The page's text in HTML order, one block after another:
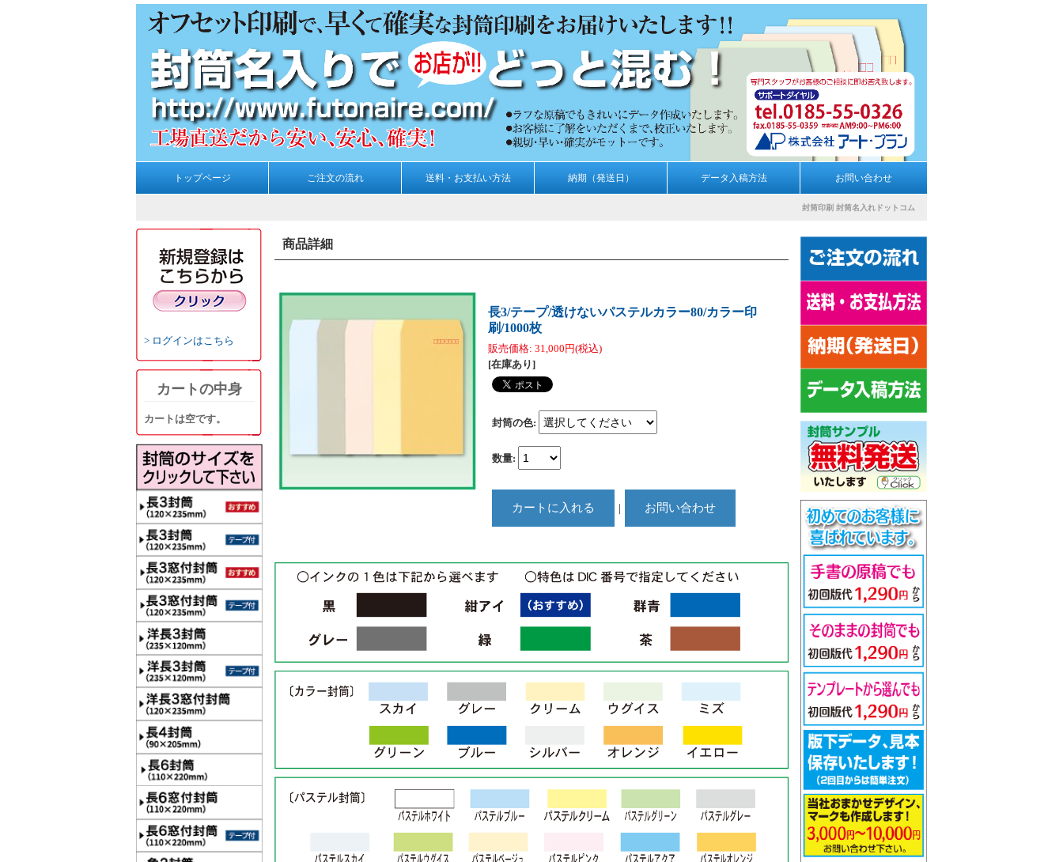
トップページ ご注文の流れ 送料・お支払い方法 納期（発送日） データ入稿方法 お問い合わせ
封筒印刷 封筒名入れドットコム
ログインはこちら
カートの中身
カートは空です。
商品詳細
長3/テープ/透けないパステルカラー80/カラー印
刷/1000枚
販売価格: 31,000円(税込)
[在庫あり]
封筒の色:
数量:
｜